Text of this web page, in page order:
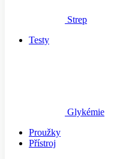
Strep
Testy
Glykémie
Proužky
Přístroj